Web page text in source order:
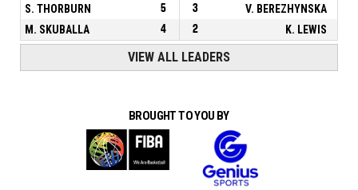
S. THORBURN 5 3
V. BEREZHYNSKA
M. SKUBALLA
4 2 K. LEWIS
VIEW ALL LEADERS
BROUGHT TO YOU BY